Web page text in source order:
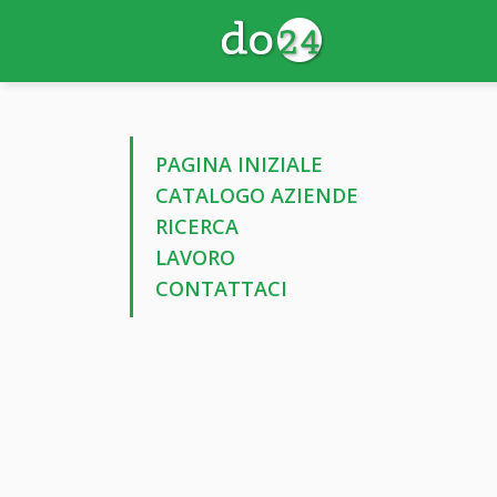
PAGINA INIZIALE
CATALOGO AZIENDE
RICERCA
LAVORO
CONTATTACI